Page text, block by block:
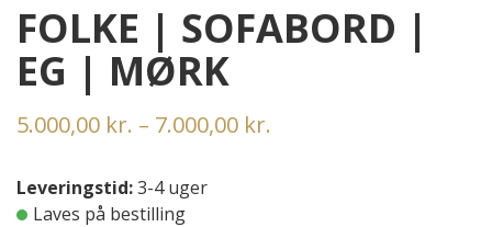
FOLKE | SOFABORD |
EG | MØRK
5.000,00 kr. – 7.000,00 kr.
Leveringstid:3-4 uger
Laves på bestilling